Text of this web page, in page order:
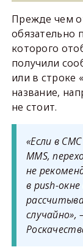
Прежде чем
обязательно
которого
получили
или в строке
название,
не стоит.
«Если в
MMS,
не
в push-